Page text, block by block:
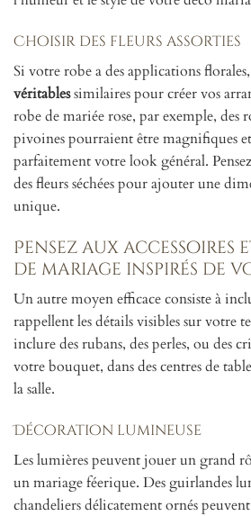
Choisir des fleurs assorties
Si votre robe a des applications florales,
véritablessimilaires pour créer vos
robe de mariée rose, par exemple, des
pivoines pourraient être magnifiques
parfaitement votre look général.
des fleurs séchées pour ajouter une
unique.
Pensez aux accessoires
de mariage inspirés de
Un autre moyen efficace consiste à
rappellent les détails visibles sur votre
inclure des rubans, des perles, ou des
votre bouquet, dans des centres de
la salle.
Décoration lumineuse
Les lumières peuvent jouer un grand
un mariage féerique. Des guirlandes
chandeliers délicatement ornés